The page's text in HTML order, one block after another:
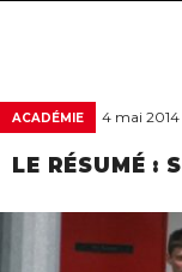
ACADÉMIE 4 mai 2014
LE RÉSUMÉ :